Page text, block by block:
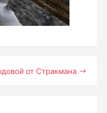
от Стракмана